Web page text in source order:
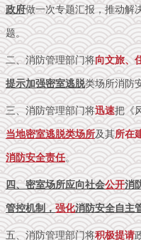
政府做一次专题汇报，推动解
题。
二、消防管理部门将向文旅、
提示加强密室逃脱类场所消防
三、消防管理部门将迅速把《
当地密室逃脱类场所及其所在
消防安全责任。
四、密室场所应向社会公开消
管控机制，强化消防安全自主
五、消防管理部门将积极提请